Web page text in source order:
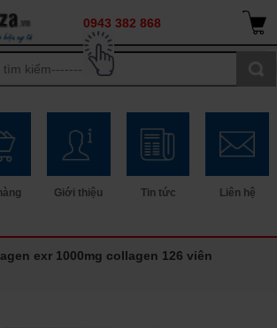
0943 382 868
Giới thiệu Tin tức Liên hệ
exr 1000mg collagen 126 viên